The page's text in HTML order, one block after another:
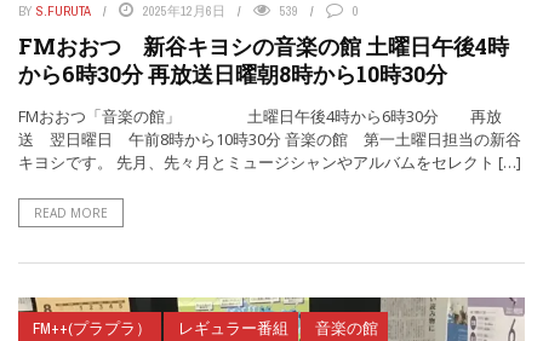
BY S.FURUTA 2025年12月6日 539 0
FMおおつ 新谷キヨシの音楽の館 土曜日午後4時
から6時30分 再放送日曜朝8時から10時30分
FMおおつ「音楽の館」 土曜日午後4時から6時30分 再放
送 翌日曜日 午前8時から10時30分 音楽の館 第一土曜日担当の新谷
キヨシです。 先月、先々月とミュージシャンやアルバムをセレクト […]
READ MORE
FM++(プラプラ） レギュラー番組 音楽の館